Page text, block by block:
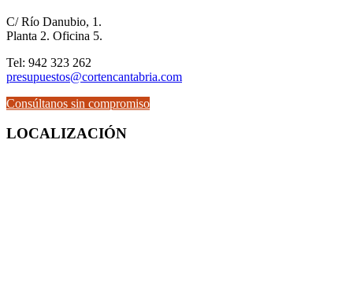
C/ Río Danubio, 1.
Planta 2. Oficina 5.
Tel: 942 323 262
presupuestos@cortencantabria.com
Consúltanos sin compromiso
LOCALIZACIÓN